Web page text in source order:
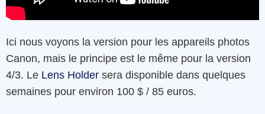
Ici nous voyons la version pour les appareils photos
Canon, mais le principe est le même pour la version
4/3. Le Lens Holder sera disponible dans quelques
semaines pour environ 100 $ / 85 euros.